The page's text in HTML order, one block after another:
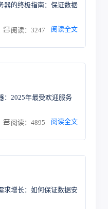
器的终极指南：保证数据
阅读：3247 阅读全文
：2025年最受欢迎服务
阅读：4895 阅读全文
求增长：如何保证数据安